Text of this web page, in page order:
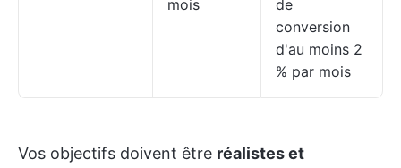
mois
de
conversion
d'au moins 2
% par mois
Vos objectifs doivent être réalistes et